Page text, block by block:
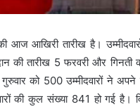
आज आखिरी तारीख है।
की तारीख 5 फरवरी और
गुरुवार को 500 उम्मीदवारों ने
की कुल संख्या 841 हो गई है।